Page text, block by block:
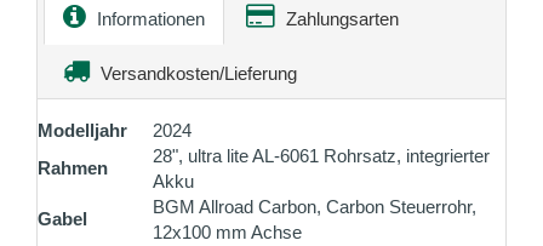
Informationen Zahlungsarten
Versandkosten/Lieferung
Modelljahr
2024
Rahmen
28", ultra lite AL-6061 Rohrsatz, integrierter
Akku
Gabel
BGM Allroad Carbon, Carbon Steuerrohr,
12x100 mm Achse